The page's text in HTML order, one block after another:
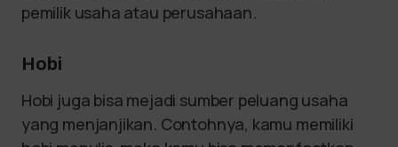
pemilik usaha atau perusahaan.
Hobi
Hobi juga bisa mejadi sumber peluang usaha
yang menjanjikan. Contohnya, kamu memiliki